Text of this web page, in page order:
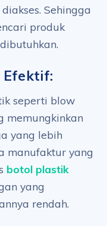
Sehingga
produk
Efektif:
seperti blow
memungkinkan
yang lebih
manufaktur yang
botol plastik
yang
rendah.